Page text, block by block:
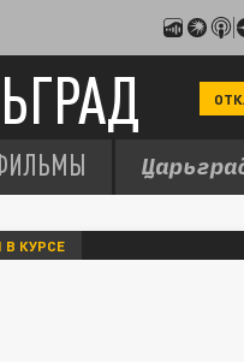
КУРСЕ